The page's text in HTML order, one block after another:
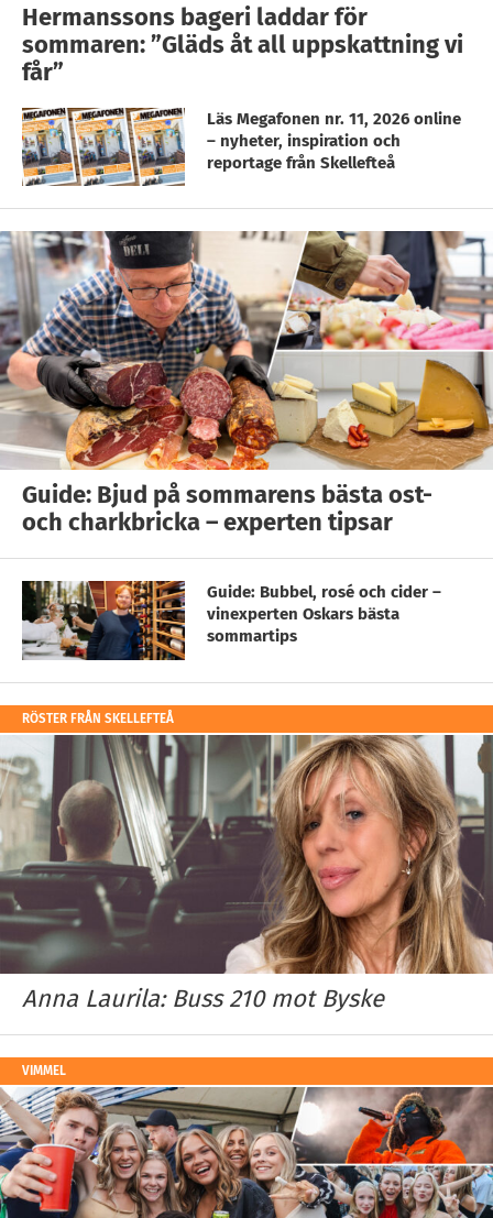
Hermanssons bageri laddar för
sommaren: ”Gläds åt all uppskattning vi
får”
Läs Megafonen nr. 11, 2026 online
– nyheter, inspiration och
reportage från Skellefteå
Guide: Bjud på sommarens bästa ost-
och charkbricka – experten tipsar
Guide: Bubbel, rosé och cider –
vinexperten Oskars bästa
sommartips
RÖSTER FRÅN SKELLEFTEÅ
Anna Laurila: Buss 210 mot Byske
VIMMEL